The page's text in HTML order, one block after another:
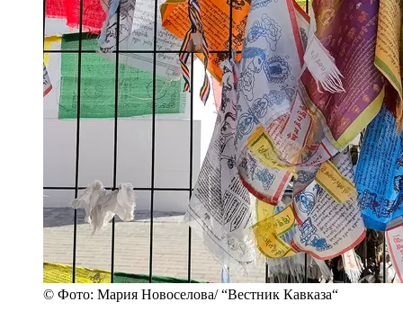
© Фото: Мария Новоселова/ “Вестник Кавказа“